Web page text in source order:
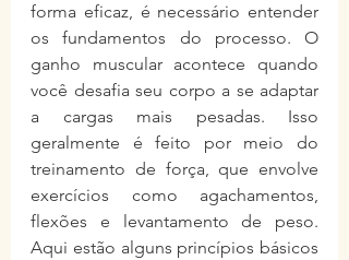
forma eficaz, é necessário entender
os fundamentos do processo. O
ganho muscular acontece quando
você desafia seu corpo a se adaptar
a cargas mais pesadas. Isso
geralmente é feito por meio do
treinamento de força, que envolve
exercícios como agachamentos,
flexões e levantamento de peso.
Aqui estão alguns princípios básicos